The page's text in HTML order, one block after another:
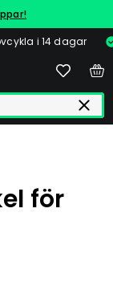
i 14 dagar
för